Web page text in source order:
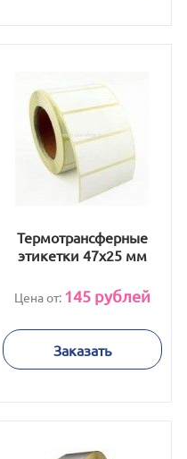
Термотрансферные
этикетки 47х25 мм
Цена от: 145 рублей
Заказать